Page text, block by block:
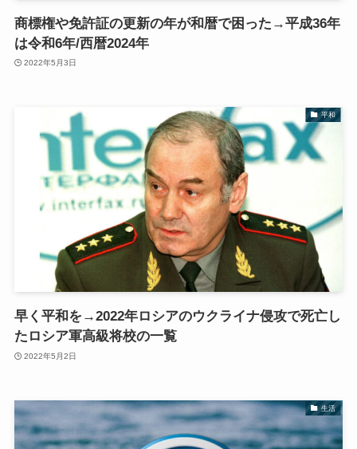
商標権や免許証の更新の年が和暦で困った→平成36年
は令和6年/西暦2024年
2022年5月3日
平和
早く平和を→2022年ロシアのウクライナ侵攻で死亡し
たロシア軍高級将校の一覧
2022年5月2日
生活